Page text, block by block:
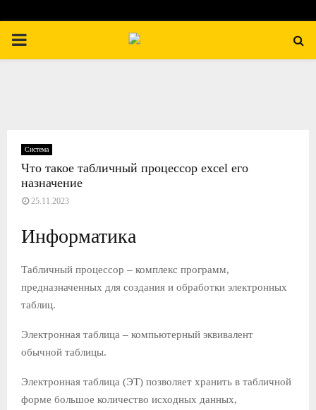
П
В
И
Ч
Н
О
М
Система
Что такое табличный процессор excel его
назначение
25.11.2023
Информатика
Табличный процессор – комплекс программ,
предназначенных для создания и обработки электронных
таблиц.
Электронная таблица – компьютерный эквивалент
обычной таблицы.
Электронная таблица (ЭТ) позволяет хранить в табличной
форме большое количество исходных данных,